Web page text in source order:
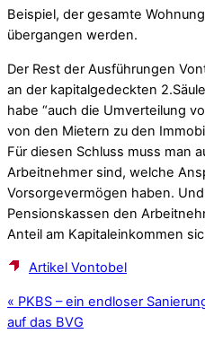
Beispiel, der gesamte
übergangen werden.
Der Rest der Ausführungen
an der kapitalgedeckten
habe “auch die Umverteilung
von den Mietern zu den
Für diesen Schluss muss man
Arbeitnehmer sind, welche
Vorsorgevermögen haben.
Pensionskassen den
Anteil am Kapitaleinkommen
Artikel Vontobel
« PKBS – ein endloser
auf das BVG